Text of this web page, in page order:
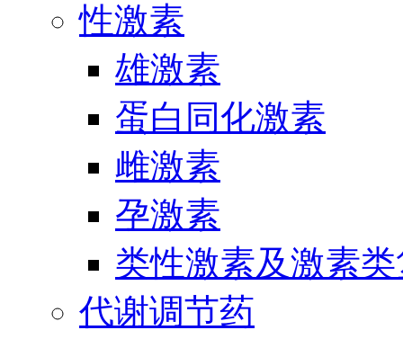
性激素
雄激素
蛋白同化激素
雌激素
孕激素
类性激素及激素
代谢调节药